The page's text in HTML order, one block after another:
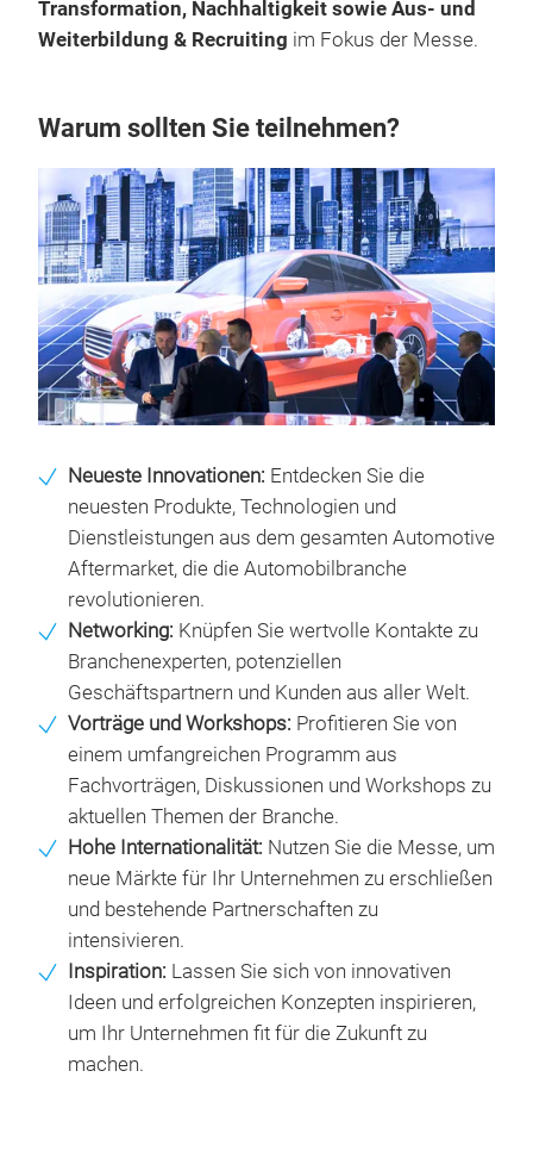
Transformation, Nachhaltigkeit sowie Aus- und
Weiterbildung & Recruiting im Fokus der Messe.
Warum sollten Sie teilnehmen?
Neueste Innovationen: Entdecken Sie die
neuesten Produkte, Technologien und
Dienstleistungen aus dem gesamten Automotive
Aftermarket, die die Automobilbranche
revolutionieren.
Networking: Knüpfen Sie wertvolle Kontakte zu
Branchenexperten, potenziellen
Geschäftspartnern und Kunden aus aller Welt.
Vorträge und Workshops: Profitieren Sie von
einem umfangreichen Programm aus
Fachvorträgen, Diskussionen und Workshops zu
aktuellen Themen der Branche.
Hohe Internationalität: Nutzen Sie die Messe, um
neue Märkte für Ihr Unternehmen zu erschließen
und bestehende Partnerschaften zu
intensivieren.
Inspiration: Lassen Sie sich von innovativen
Ideen und erfolgreichen Konzepten inspirieren,
um Ihr Unternehmen fit für die Zukunft zu
machen.